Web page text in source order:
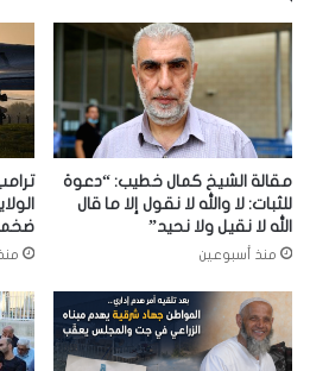
مقالة الشيخ كمال خطيب: “دعوة
للثبات: لا والله لا نقول إلا ما قال
الله لا نقيل ولا نحيد”
منذ أسبوعين